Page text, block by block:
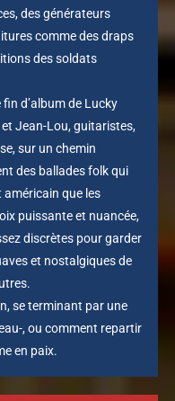
des générateurs
comme des draps
des soldats
d’album de Lucky
Jean-Lou, guitaristes,
sur un chemin
des ballades folk qui
américain que les
puissante et nuancée,
discrètes pour garder
et nostalgiques de
se terminant par une
, ou comment repartir
en paix.